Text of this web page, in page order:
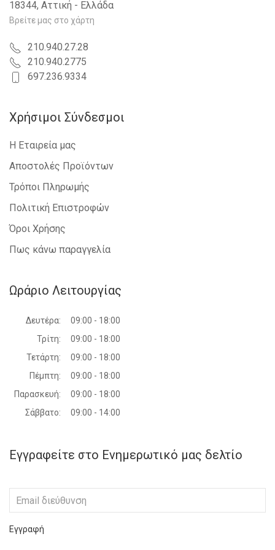
NISSAN - INTERSTAR - 2002-2009
18344, Αττική - Ελλάδα
Βρείτε μας στο χάρτη
210.940.27.28
210.940.2775
697.236.9334
Χρήσιμοι Σύνδεσμοι
Η Εταιρεία μας
Αποστολές Προϊόντων
Τρόποι Πληρωμής
Πολιτική Επιστροφών
Όροι Χρήσης
Πως κάνω παραγγελία
Ωράριο Λειτουργίας
Δευτέρα:
09:00 - 18:00
Τρίτη:
09:00 - 18:00
Τετάρτη:
09:00 - 18:00
Πέμπτη:
09:00 - 18:00
Παρασκευή:
09:00 - 18:00
Σάββατο:
09:00 - 14:00
Εγγραφείτε στο Ενημερωτικό μας δελτίο
Εγγραφή